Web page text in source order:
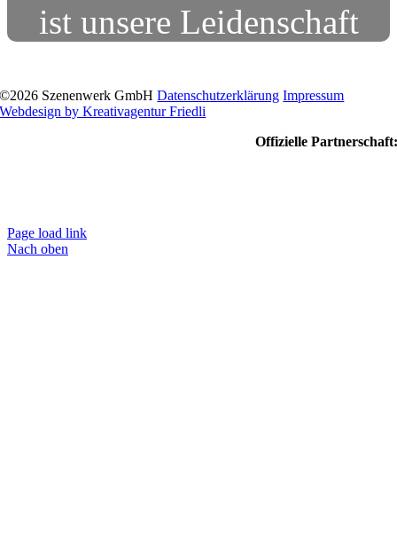
ist unsere Leidenschaft
©2026 Szenenwerk GmbHDatenschutzerklärung Impressum
Webdesign by Kreativagentur Friedli
Offizielle Partnerschaft:
Page load link
Nach oben